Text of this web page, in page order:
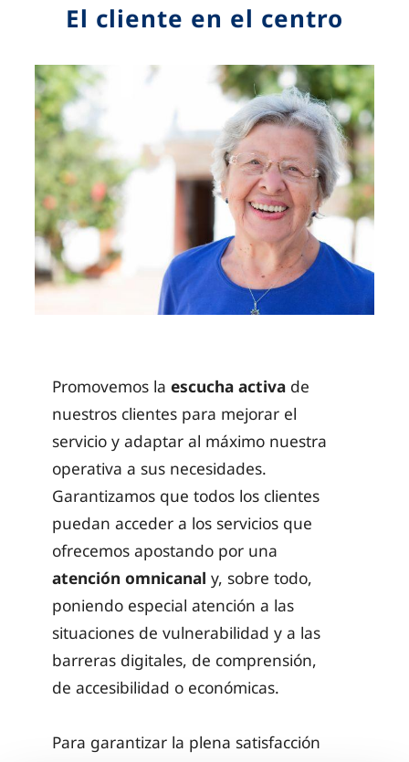
El cliente en el centro
Promovemos la escucha activade
nuestros clientes para mejorar el
servicio y adaptar al máximo nuestra
operativa a sus necesidades.
Garantizamos que todos los clientes
puedan acceder a los servicios que
ofrecemos apostando por una
atención omnicanal y, sobre todo,
poniendo especial atención a las
situaciones de vulnerabilidad y a las
barreras digitales, de comprensión,
de accesibilidad o económicas.
Para garantizar la plena satisfacción